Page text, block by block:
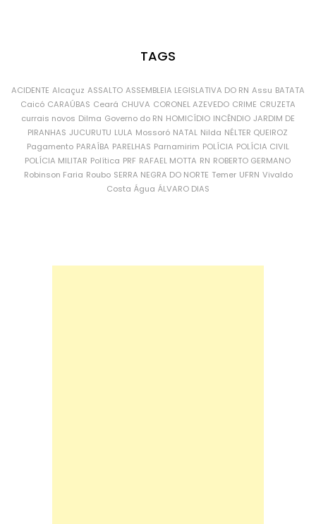
TAGS
ACIDENTE Alcaçuz ASSALTO ASSEMBLEIA LEGISLATIVA DO RN Assu BATATA
Caicó CARAÚBAS Ceará CHUVA CORONEL AZEVEDO CRIME CRUZETA
currais novos Dilma Governo do RN HOMICÍDIO INCÊNDIO JARDIM DE
PIRANHAS JUCURUTU LULA Mossoró NATAL Nilda NÉLTER QUEIROZ
Pagamento PARAÍBA PARELHAS Parnamirim POLÍCIA POLÍCIA CIVIL
POLÍCIA MILITAR Política PRF RAFAEL MOTTA RN ROBERTO GERMANO
Robinson Faria Roubo SERRA NEGRA DO NORTE Temer UFRN Vivaldo
Costa Água ÁLVARO DIAS